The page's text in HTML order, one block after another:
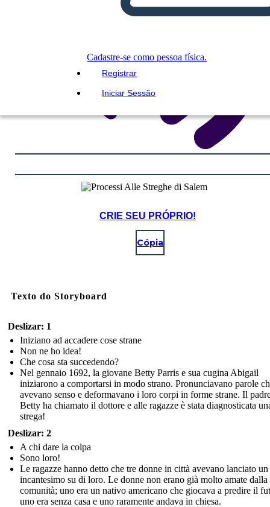
Cadastre-se como pessoa física.
Registrar
Iniciar Sessão
CRIE SEU PRÓPRIO!
Cópia
Texto do Storyboard
Deslizar: 1
Iniziano ad accadere cose strane
Non ne ho idea!
Che cosa sta succedendo?
Nel gennaio 1692, la giovane Betty Parris e sua cugina Abigail
iniziarono a comportarsi in modo strano. Pronunciavano parole
avevano senso e deformavano i loro corpi in forme strane. Il
Betty ha chiamato il dottore e alle ragazze è stata diagnosticata
strega!
Deslizar: 2
A chi dare la colpa
Sono loro!
Le ragazze hanno detto che tre donne in città avevano lanciato un
incantesimo su di loro. Le donne non erano già molto amate dalla
comunità; uno era un nativo americano che giocava a predire il
uno era senza casa e uno raramente andava in chiesa.